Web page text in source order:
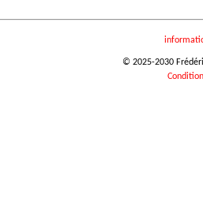
© 2025-2030